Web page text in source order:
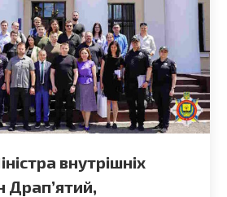
внутрішніх
Драп’ятий,